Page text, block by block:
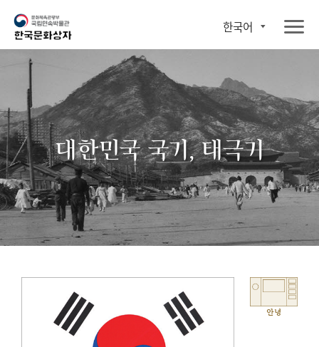
한국어
대한민국 국기, 태극기
안녕